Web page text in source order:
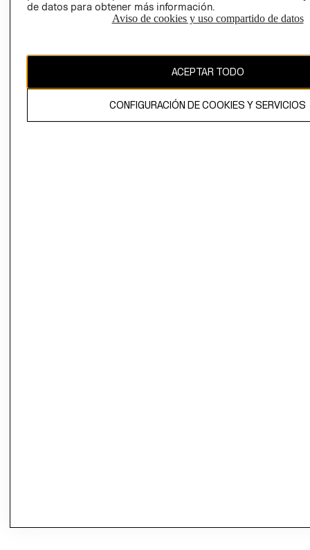
CAMBIAR REGIÓN
de datos para obtener más información.
Aviso de cookies y uso compartido de datos
ACEPTAR TODO
CONFIGURACIÓN DE COOKIES Y SERVICIOS